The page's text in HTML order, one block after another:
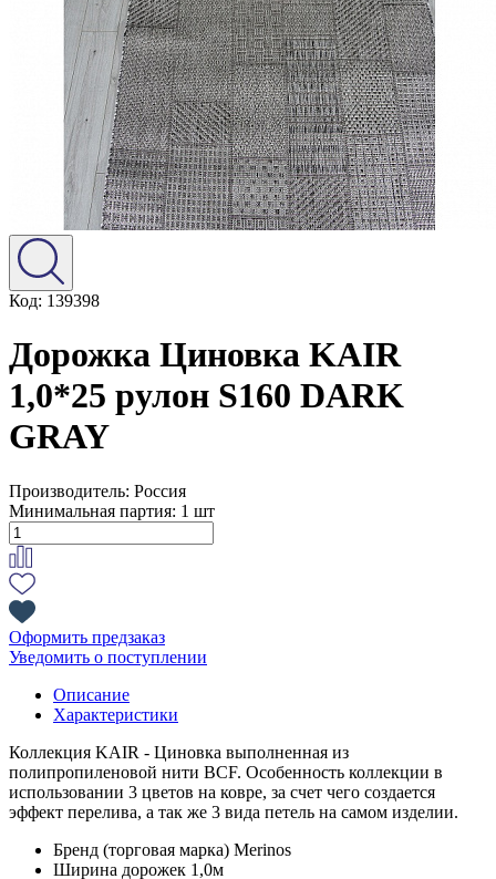
Код: 139398
Дорожка Циновка KAIR
1,0*25 рулон S160 DARK
GRAY
Производитель: Россия
Минимальная партия: 1 шт
Оформить предзаказ
Уведомить о поступлении
Описание
Характеристики
Коллекция KAIR - Циновка выполненная из
полипропиленовой нити BCF. Особенность коллекции в
использовании 3 цветов на ковре, за счет чего создается
эффект перелива, а так же 3 вида петель на самом изделии.
Бренд (торговая марка) Merinos
Ширина дорожек 1,0м